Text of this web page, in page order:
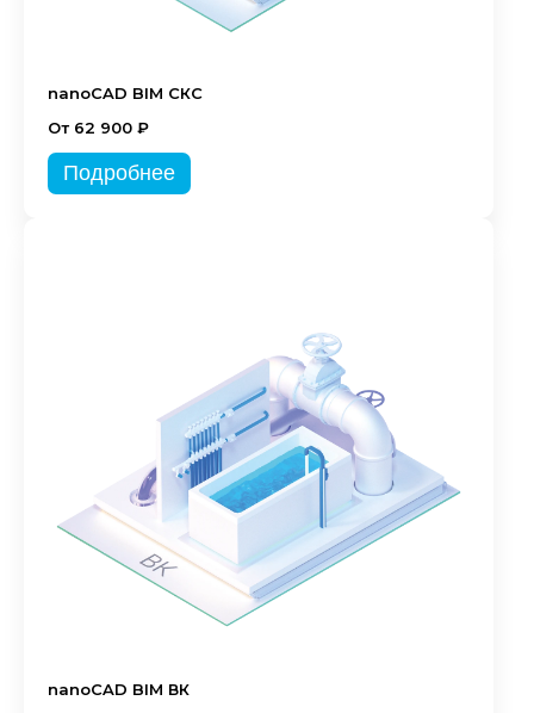
nanoCAD BIM СКС
От 62 900 ₽
Подробнее
nanoCAD BIM ВК